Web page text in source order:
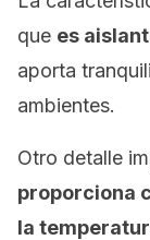
que es
aporta
ambientes.
Otro detalle
proporciona
la